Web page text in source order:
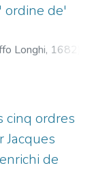
ordine de'
Longhi, 1682
da, 1507-1573
cinq ordres
Jacques
de